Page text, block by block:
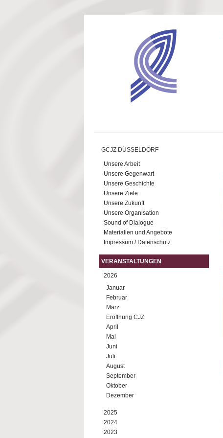
GCJZ DÜSSELDORF
Unsere Arbeit
Unsere Gegenwart
Unsere Geschichte
Unsere Ziele
Unsere Zukunft
Unsere Organisation
Sound of Dialogue
Materialien und Angebote
Impressum / Datenschutz
VERANSTALTUNGEN
2026
Januar
Februar
März
Eröffnung CJZ
April
Mai
Juni
Juli
August
September
Oktober
Dezember
2025
2024
2023